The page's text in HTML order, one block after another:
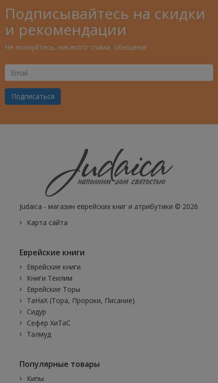
Подписывайтесь на скидки
и рекомендации
Не волнуйтесь, никакого спама, обещаем!
Ваш
Email
Подписаться
Judaica - магазин еврейских книг и атрибутики © 2026
Карта сайта
Еврейские книги
Еврейские книги
Книги Теилим
Еврейские Торы
ТаНаХ (Тора, Пророки, Писание)
Сидур
Сефер ХиТаС
Талмуд
Популярные товары
Кипы